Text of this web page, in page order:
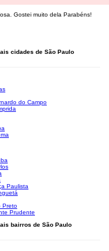
Gostei muito dela Parabéns!
cidades de São Paulo
do Campo
Paulista
Preto
Prudente
bairros de São Paulo